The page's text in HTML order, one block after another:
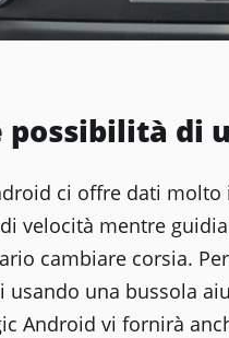
di
ci offre dati
velocità mentre
cambiare corsia.
usando una bussola
Android vi fornirà